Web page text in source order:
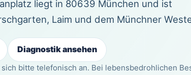
liegt in 80639 München und ist
Laim und dem Münchner
Diagnostik ansehen
bitte telefonisch an. Bei lebensbedrohlichen